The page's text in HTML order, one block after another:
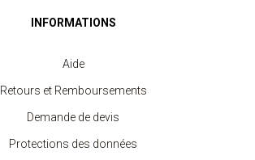
INFORMATIONS
Aide
Retours et Remboursements
Demande de devis
Protections des données